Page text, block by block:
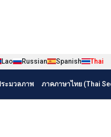
Lao Russian Spanish Thai
ะมวลภาพ ภาคภาษาไทย (Thai